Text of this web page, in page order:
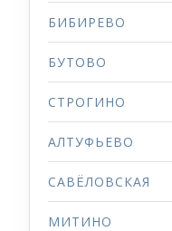
БИБИРЕВО
БУТОВО
СТРОГИНО
АЛТУФЬЕВО
САВЁЛОВСКАЯ
МИТИНО